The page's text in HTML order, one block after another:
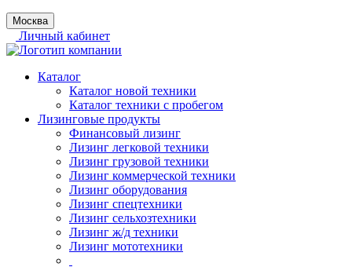
Москва
Личный кабинет
Каталог
Каталог новой техники
Каталог техники с пробегом
Лизинговые продукты
Финансовый лизинг
Лизинг легковой техники
Лизинг грузовой техники
Лизинг коммерческой техники
Лизинг оборудования
Лизинг спецтехники
Лизинг сельхозтехники
Лизинг ж/д техники
Лизинг мототехники